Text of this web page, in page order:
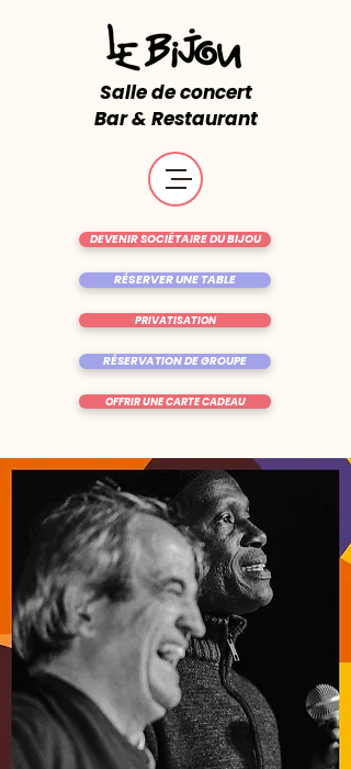
Salle de concert
Bar & Restaurant
RÉSERVER UNE TABLE
OFFRIR UNE CARTE CADEAU
DEVENIR SOCIÉTAIRE DU BIJOU
RÉSERVATION DE GROUPE
PRIVATISATION